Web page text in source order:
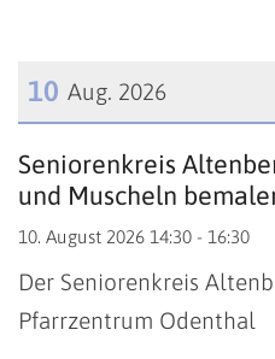
10 Aug. 2026
Datum: 10. August 2026
Seniorenkreis
und Muscheln
10. August 2026 14:30 - 16:30
Der Seniorenkreis
Pfarrzentrum Odenthal